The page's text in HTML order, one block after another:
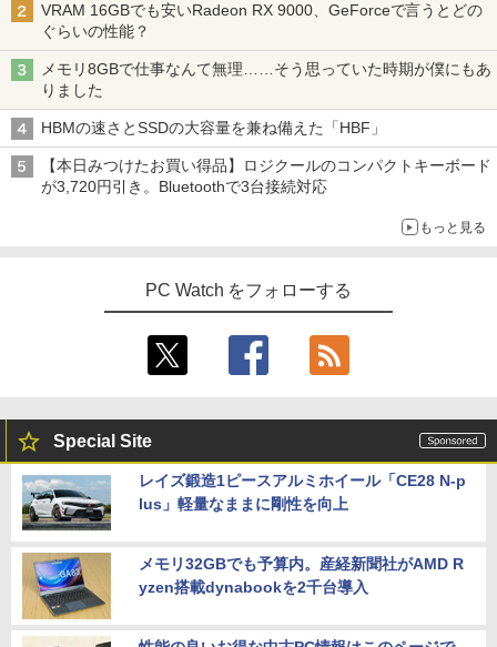
VRAM 16GBでも安いRadeon RX 9000、GeForceで言うとどの
ぐらいの性能？
メモリ8GBで仕事なんて無理……そう思っていた時期が僕にもあ
りました
HBMの速さとSSDの大容量を兼ね備えた「HBF」
【本日みつけたお買い得品】ロジクールのコンパクトキーボード
が3,720円引き。Bluetoothで3台接続対応
もっと見る
PC Watch をフォローする
Special Site
レイズ鍛造1ピースアルミホイール「CE28 N-p
lus」軽量なままに剛性を向上
メモリ32GBでも予算内。産経新聞社がAMD R
yzen搭載dynabookを2千台導入